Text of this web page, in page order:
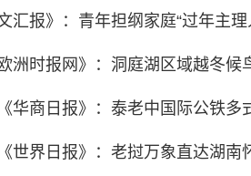
汇报》：青年担纲家庭“过年主理
洲时报网》：洞庭湖区域越冬候
华商日报》：泰老中国际公铁多
世界日报》：老挝万象直达湖南